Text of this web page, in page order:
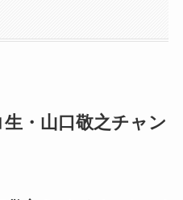
・山口敬之チャン